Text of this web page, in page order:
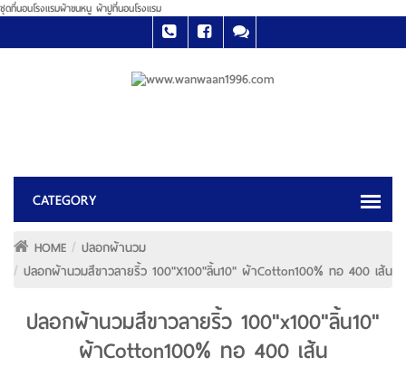
ชุดที่นอนโรงแรมผ้าขนหนู ผ้าปูที่นอนโรงแรม
HOME
ปลอกผ้านวม
ปลอกผ้านวมสีขาวลายริ้ว 100"x100"ลิ้น10" ผ้าCotton100% ทอ 400 เส้น
ปลอกผ้านวมสีขาวลายริ้ว 100"x100"ลิ้น10"
ผ้าCotton100% ทอ 400 เส้น